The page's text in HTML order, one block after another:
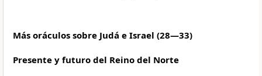
Más oráculos sobre Judá e Israel (28—33)
Presente y futuro del Reino del Norte